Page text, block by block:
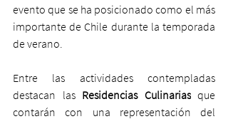
evento que se ha posicionado como el más
importante de Chile durante la temporada
de verano.
Entre las actividades contempladas
destacan las Residencias Culinarias que
contarán con una representación del